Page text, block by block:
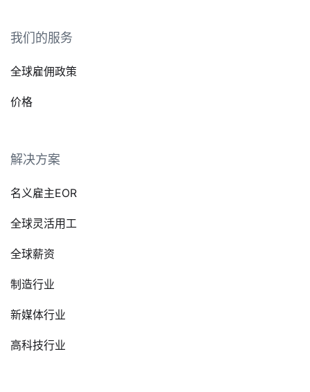
我们的服务
全球雇佣政策
价格
解决方案
名义雇主EOR
全球灵活用工
全球薪资
制造行业
新媒体行业
高科技行业